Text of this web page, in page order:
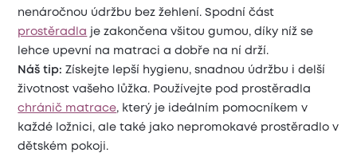
nenáročnou údržbu bez žehlení. Spodní část
prostěradla je zakončena všitou gumou, díky níž se
lehce upevní na matraci a dobře na ní drží.
Náš tip: Získejte lepší hygienu, snadnou údržbu i delší
životnost vašeho lůžka. Používejte pod prostěradla
chránič matrace, který je ideálním pomocníkem v
každé ložnici, ale také jako nepromokavé prostěradlo v
dětském pokoji.